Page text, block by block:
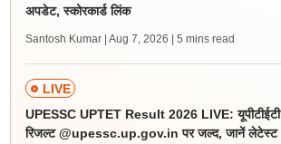
अपडेट, स्कोरकार्ड लिंक
Santosh Kumar | Aug 7, 2026 | 5 mins read
LIVE
UPESSC UPTET Result 2026 LIVE: यूपीटीईटी
रिजल्ट @upessc.up.gov.in पर जल्द, जानें लेटेस्ट